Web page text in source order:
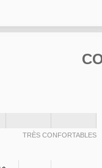
TRÈS CONFORTABLES